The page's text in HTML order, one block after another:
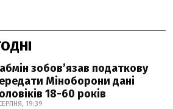
зобовʼязав податкову
Міноборони дані
18-60 років
19:39